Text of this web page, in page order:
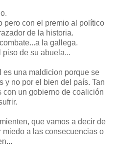
pero con el premio al político
de la historia.
la gallega.
de su abuela...
es una maldicion porque se
y no por el bien del país. Tan
con un gobierno de coalición
que vamos a decir de
miedo a las consecuencias o